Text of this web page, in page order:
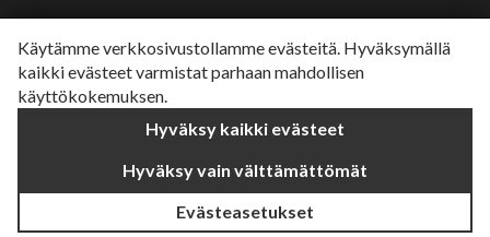
Käytämme verkkosivustollamme evästeitä. Hyväksymällä
kaikki evästeet varmistat parhaan mahdollisen
käyttökokemuksen.
Hyväksy kaikki evästeet
Hyväksy vain välttämättömät
Evästeasetukset
Dansk»
Norsk»